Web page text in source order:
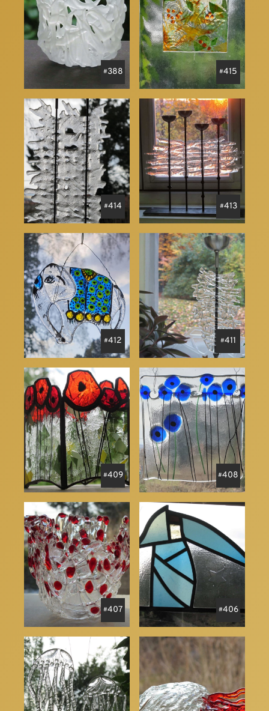
388 415
414 413
412 411
409 408
407 406